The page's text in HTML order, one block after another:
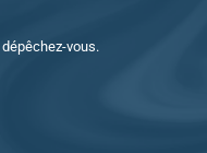
vous.